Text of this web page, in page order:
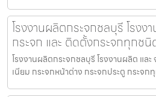
โรงงานผลิตกระจกชลบุรี โรงง
กระจก และ ติดตั้งกระจกทุกชนิ
โรงงานผลิตกระจกชลบุรี โรงงานผลิต แล
เนียม กระจกหน้าต่าง กระจกประตู กระจก